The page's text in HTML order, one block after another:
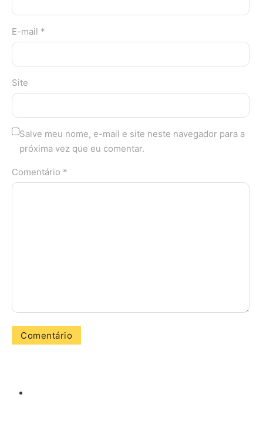
E-mail *
Site
Salve meu nome, e-mail e site neste navegador para a
próxima vez que eu comentar.
Comentário *